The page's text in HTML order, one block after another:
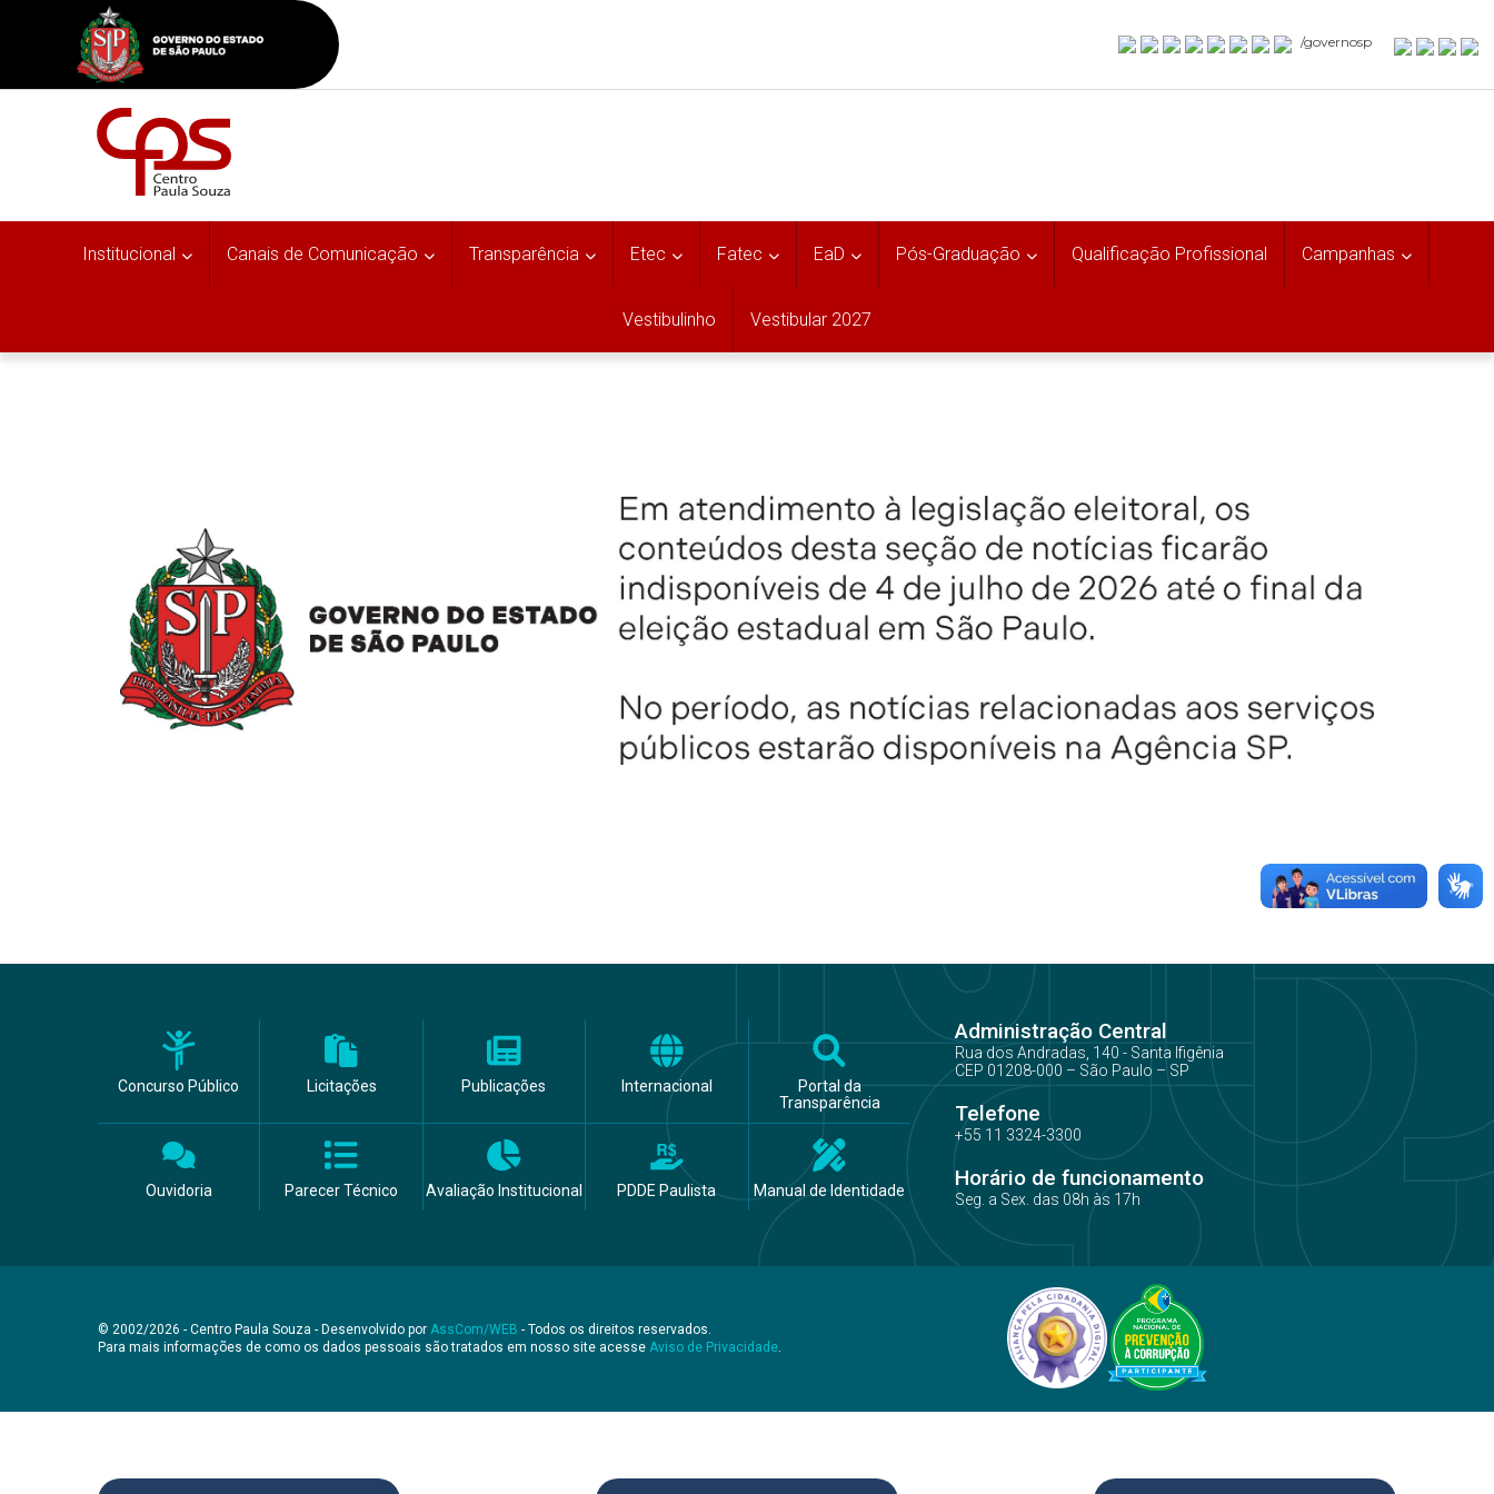
/governosp
Institucional Canais de Comunicação Transparência Etec Fatec EaD Pós-Graduação Qualificação Profissional Campanhas
Vestibulinho Vestibular 2027
Concurso Público Licitações Publicações Internacional
Portal da
Transparência
Ouvidoria Parecer Técnico Avaliação Institucional PDDE Paulista Manual de Identidade
Administração Central
Rua dos Andradas, 140 - Santa Ifigênia
CEP 01208-000 – São Paulo – SP
Telefone
+55 11 3324-3300
Horário de funcionamento
Seg. a Sex. das 08h às 17h
© 2002/2026 - Centro Paula Souza - Desenvolvido por AssCom/WEB - Todos os direitos reservados.
Para mais informações de como os dados pessoais são tratados em nosso site acesse Aviso de Privacidade